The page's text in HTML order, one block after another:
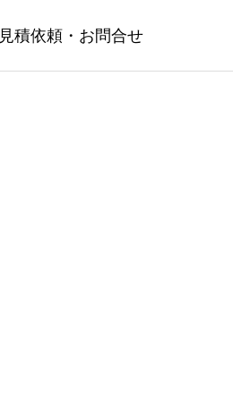
見積依頼・お問合せ